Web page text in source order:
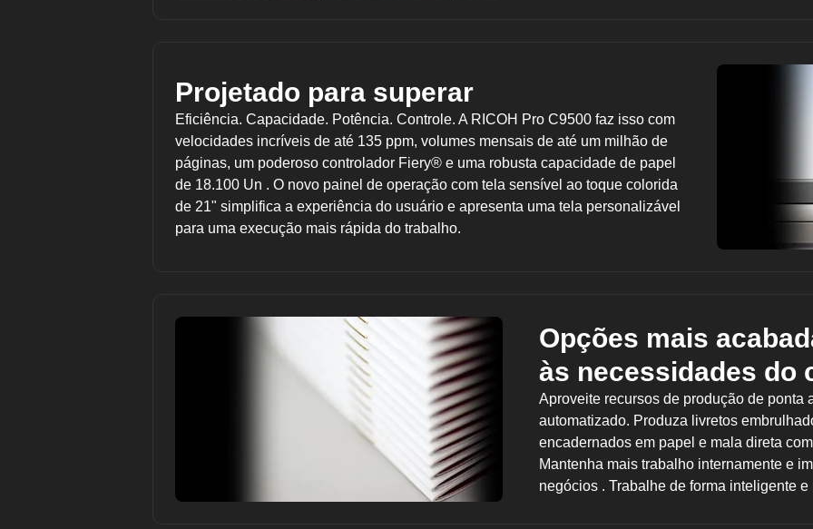
Projetado para superar
Eficiência. Capacidade. Potência. Controle. A RICOH Pro C9500 faz isso com
velocidades incríveis de até 135 ppm, volumes mensais de até um milhão de
páginas, um poderoso controlador Fiery® e uma robusta capacidade de papel
de 18.100 Un . O novo painel de operação com tela sensível ao toque colorida
de 21" simplifica a experiência do usuário e apresenta uma tela personalizável
para uma execução mais rápida do trabalho.
Opções mais
às necessidades do
Aproveite recursos de produção de ponta
automatizado. Produza livretos
encadernados em papel e mala direta
Mantenha mais trabalho internamente e
negócios . Trabalhe de forma inteligente e